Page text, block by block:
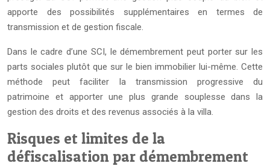
apporte des possibilités supplémentaires en termes de
transmission et de gestion fiscale.
Dans le cadre d’une SCI, le démembrement peut porter sur les
parts sociales plutôt que sur le bien immobilier lui-même. Cette
méthode peut faciliter la transmission progressive du
patrimoine et apporter une plus grande souplesse dans la
gestion des droits et des revenus associés à la villa.
Risques et limites de la
défiscalisation par démembrement